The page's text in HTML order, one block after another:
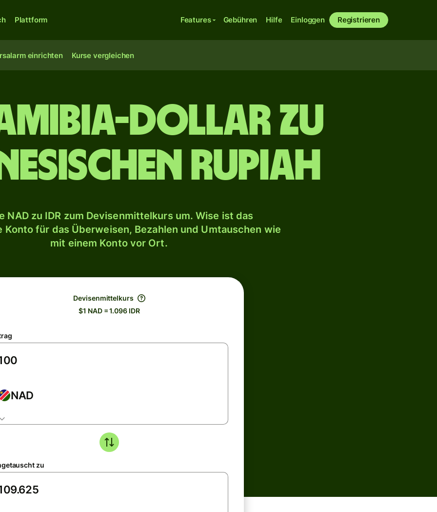
Plattform Features Gebühren Hilfe Einloggen Registrieren
einrichten Kurse vergleichen
Dollar zu
Rupiah
NAD zu IDR zum Devisenmittelkurs um. Wise ist das
Konto für das Überweisen, Bezahlen und Umtauschen wie
mit einem Konto vor Ort.
Devisenmittelkurs
$1 NAD = 1.096 IDR
NAD
zu